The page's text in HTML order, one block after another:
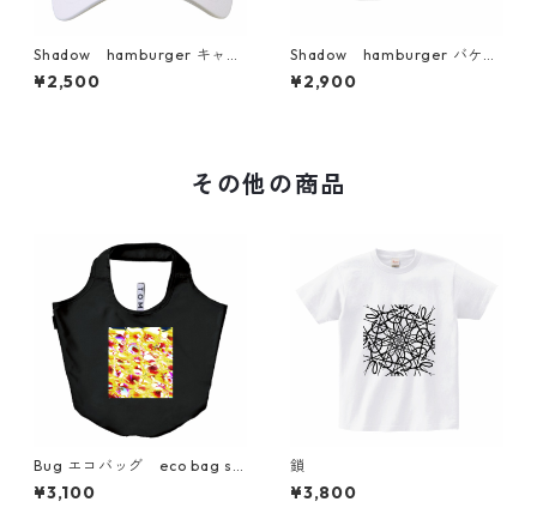
Shadow hamburger キャッ
プ ホワイト 白 帽子 sim
ple fashionable
¥2,500
Shadow hamburger バケッ
トハット 帽子 simple fash
ionable
¥2,900
その他の商品
Bug エコバッグ eco bag si
mple
¥3,100
鎖
¥3,800